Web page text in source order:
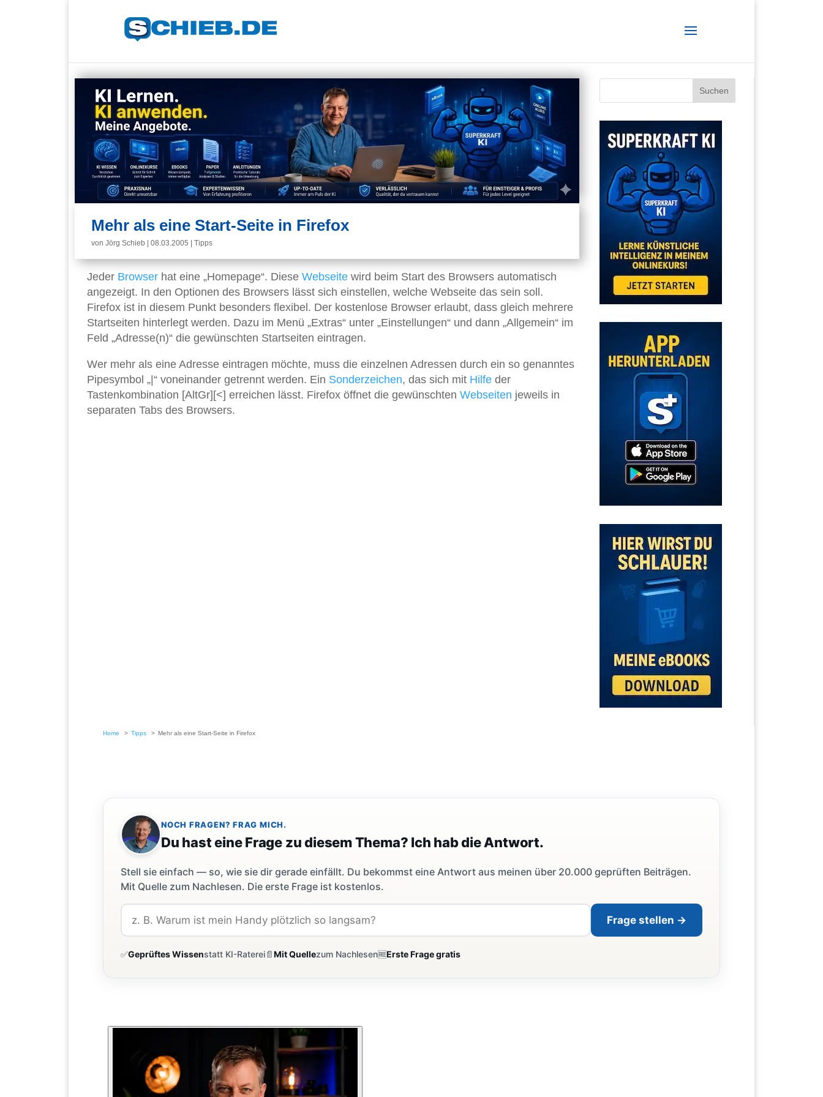
Mehr als eine Start-Seite in Firefox
von Jörg Schieb 08.03.2005 Tipps
Jeder Browser hat eine „Homepage“. Diese Webseite wird beim Start des Browsers automatisch
angezeigt. In den Optionen des Browsers lässt sich einstellen, welche Webseite das sein soll.
Firefox ist in diesem Punkt besonders flexibel. Der kostenlose Browser erlaubt, dass gleich mehrere
Startseiten hinterlegt werden. Dazu im Menü „Extras“ unter „Einstellungen“ und dann „Allgemein“ im
Feld „Adresse(n)“ die gewünschten Startseiten eintragen.
Wer mehr als eine Adresse eintragen möchte, muss die einzelnen Adressen durch ein so genanntes
Pipesymbol „|“ voneinander getrennt werden. Ein Sonderzeichen, das sich mit Hilfe der
Tastenkombination [AltGr][<] erreichen lässt. Firefox öffnet die gewünschten Webseiten jeweils in
separaten Tabs des Browsers.
Home Tipps Mehr als eine Start-Seite in Firefox
NOCH FRAGEN? FRAG MICH.
Du hast eine Frage zu diesem Thema? Ich hab die Antwort.
Stell sie einfach — so, wie sie dir gerade einfällt. Du bekommst eine Antwort aus meinen über 20.000 geprüften Beiträgen.
Mit Quelle zum Nachlesen. Die erste Frage ist kostenlos.
Frage stellen →
✅Geprüftes Wissenstatt KI-Raterei📄Mit Quellezum Nachlesen🆓Erste Frage gratis